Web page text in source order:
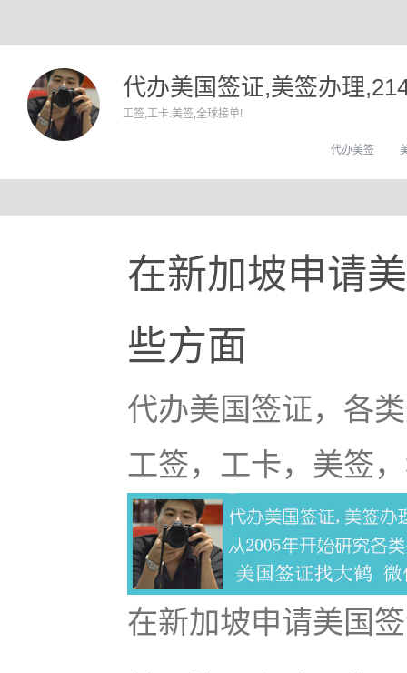
代办美国签证,美签办理
工签,工卡.美签,全球接单!
代办美签
在新加坡申请
些方面
代办美国签证，各
工签，工卡，美签
在新加坡申请美国